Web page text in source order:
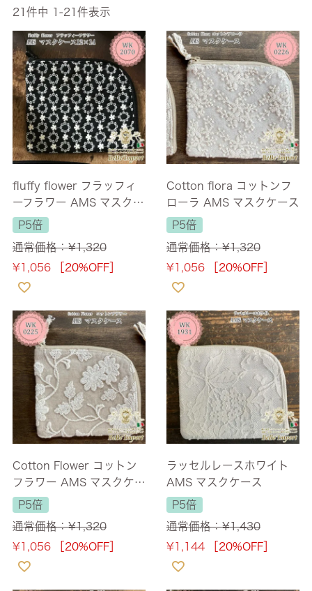
21 件中 1 -21 件表示
fluffy flower フラッフィ
ーフラワー AMS マスクケ
ース
P5倍
通常価格：¥1,320
¥1,056 ［20%OFF］
Cotton flora コットンフ
ローラ AMS マスクケース
P5倍
通常価格：¥1,320
¥1,056 ［20%OFF］
Cotton Flower コットン
フラワー AMS マスクケー
スP5倍
通常価格：¥1,320
¥1,056 ［20%OFF］
ラッセルレースホワイト
AMS マスクケース
P5倍
通常価格：¥1,430
¥1,144 ［20%OFF］